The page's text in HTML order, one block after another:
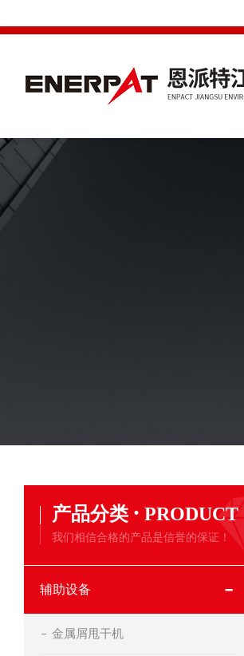
产品分类 · PRODUCT
我们相信合格的产品是信誉的保证！
辅助设备
金属屑甩干机